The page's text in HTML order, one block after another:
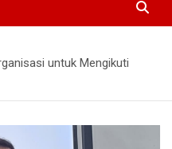
untuk Mengikuti